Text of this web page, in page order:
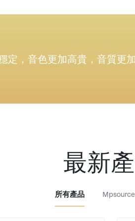
定，音色更加高貴，音質更加
最新
所有產品 Mpsource